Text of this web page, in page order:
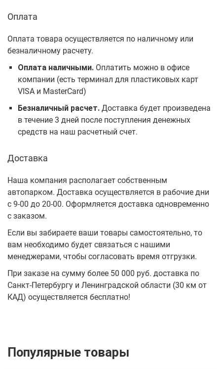
Оплата
Оплата товара осуществляется по наличному или
безналичному расчету.
Оплата наличными.Оплатить можно в офисе
компании (есть терминал для пластиковых карт
VISA и MasterCard)
Безналичный расчет.Доставка будет произведена
в течение 3 дней после поступления денежных
средств на наш расчетный счет.
Доставка
Наша компания располагает собственным
автопарком. Доставка осуществляется в рабочие дни
с 9-00 до 20-00. Оформляется доставка одновременно
с заказом.
Если вы забираете ваши товары самостоятельно, то
вам необходимо будет связаться с нашими
менеджерами, чтобы согласовать время отгрузки.
При заказе на сумму более 50 000 руб. доставка по
Санкт-Петербургу и Ленинградской области (30 км от
КАД) осуществляется бесплатно!
Популярные товары